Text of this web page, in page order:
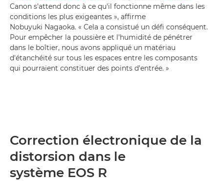
Canon s'attend donc à ce qu'il fonctionne même dans les
conditions les plus exigeantes », affirme
Nobuyuki Nagaoka. « Cela a consistué un défi conséquent.
Pour empêcher la poussière et l'humidité de pénétrer
dans le boîtier, nous avons appliqué un matériau
d'étanchéité sur tous les espaces entre les composants
qui pourraient constituer des points d'entrée. »
Correction électronique de la
distorsion dans le
système EOS R